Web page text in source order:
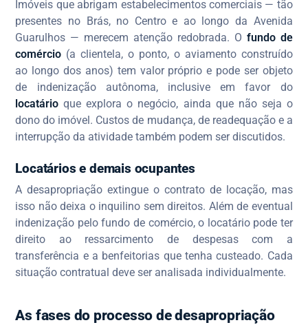
Imóveis que abrigam estabelecimentos comerciais — tão
presentes no Brás, no Centro e ao longo da Avenida
Guarulhos — merecem atenção redobrada. O fundo de
comércio (a clientela, o ponto, o aviamento construído
ao longo dos anos) tem valor próprio e pode ser objeto
de indenização autônoma, inclusive em favor do
locatário que explora o negócio, ainda que não seja o
dono do imóvel. Custos de mudança, de readequação e a
interrupção da atividade também podem ser discutidos.
Locatários e demais ocupantes
A desapropriação extingue o contrato de locação, mas
isso não deixa o inquilino sem direitos. Além de eventual
indenização pelo fundo de comércio, o locatário pode ter
direito ao ressarcimento de despesas com a
transferência e a benfeitorias que tenha custeado. Cada
situação contratual deve ser analisada individualmente.
As fases do processo de desapropriação